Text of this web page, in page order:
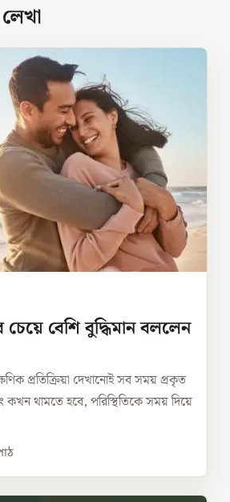
চেয়ে বেশি বুদ্ধিমান বললেন
প্রতিক্রিয়া দেখানোই সব সময় প্রকৃত
কখন থামতে হবে, পরিস্থিতিকে সময় দিয়ে